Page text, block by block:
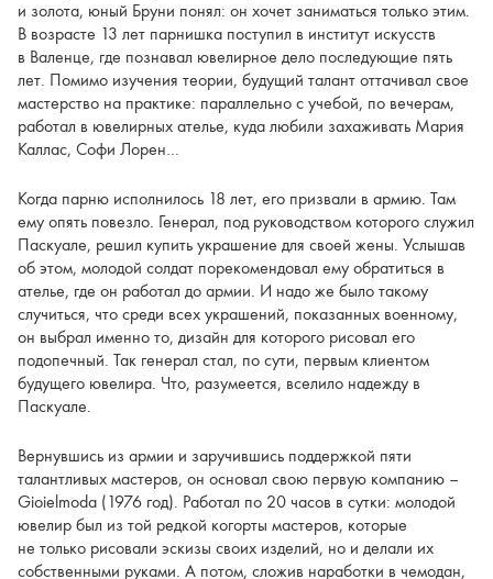
и золота, юный Бруни понял: он хочет заниматься только этим.
В возрасте 13 лет парнишка поступил в институт искусств
в Валенце, где познавал ювелирное дело последующие пять
лет. Помимо изучения теории, будущий талант оттачивал свое
мастерство на практике: параллельно с учебой, по вечерам,
работал в ювелирных ателье, куда любили захаживать Мария
Каллас, Софи Лорен…
Когда парню исполнилось 18 лет, его призвали в армию. Там
ему опять повезло. Генерал, под руководством которого служил
Паскуале, решил купить украшение для своей жены. Услышав
об этом, молодой солдат порекомендовал ему обратиться в
ателье, где он работал до армии. И надо же было такому
случиться, что среди всех украшений, показанных военному,
он выбрал именно то, дизайн для которого рисовал его
подопечный. Так генерал стал, по сути, первым клиентом
будущего ювелира. Что, разумеется, вселило надежду в
Паскуале.
Вернувшись из армии и заручившись поддержкой пяти
талантливых мастеров, он основал свою первую компанию –
Gioielmoda (1976 год). Работал по 20 часов в сутки: молодой
ювелир был из той редкой когорты мастеров, которые
не только рисовали эскизы своих изделий, но и делали их
собственными руками. А потом, сложив наработки в чемодан,